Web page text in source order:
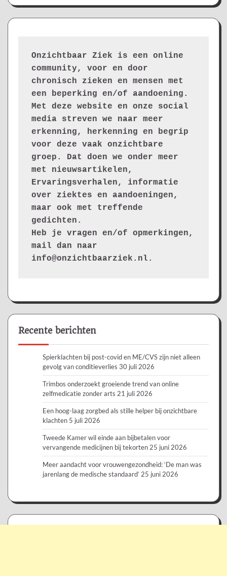
Onzichtbaar Ziek is een online
community, voor en door
chronisch zieken en mensen met
een beperking en/of aandoening.
Met deze website en onze social
media streven we naar meer
erkenning, herkenning en begrip
voor deze vaak onzichtbare
groep. Dat doen we onder meer
met nieuwsartikelen,
Ervaringsverhalen, informatie
over ziektes en aandoeningen,
maar ook met treffende
gedichten.
Heb je vragen en/of opmerkingen,
mail dan naar
info@onzichtbaarziek.nl.
Recente berichten
Spierklachten bij post-covid en ME/CVS zijn niet alleen
gevolg van conditieverlies 30 juli 2026
Trimbos onderzoekt groeiende trend van online
zelfmedicatie zonder arts 21 juli 2026
Een hoog-laag zorgbed als stille helper bij onzichtbare
klachten 5 juli 2026
Tweede Kamer wil einde aan bijbetalen voor
vervangende medicijnen bij tekorten 25 juni 2026
Meer aandacht voor vrouwengezondheid: ‘De man was
jarenlang de medische standaard’ 25 juni 2026